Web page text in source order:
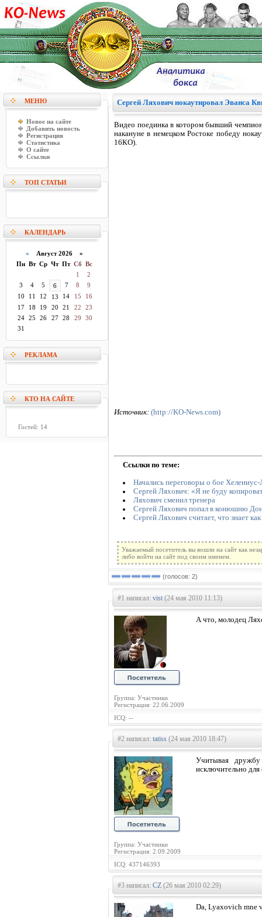
МЕНЮ
Новое на сайте
Добавить новость
Регистрация
Статистика
О сайте
Ссылки
ТОП СТАТЬИ
КАЛЕНДАРЬ
« Август 2026 »
Пн Вт Ср Чт Пт Сб Вс
1
2
3
4 5 6 7 8
9
10
11 12 13 14 15
16
17
18 19 20 21 22
23
24
25 26 27 28 29
30
31
РЕКЛАМА
КТО НА САЙТЕ
Гостей: 14
Сергей Ляхович нокаутировал Эванса
Видео поединка в котором бывший
накануне в немецком Ростоке победу
16КО).
Источник: (http://KO-News.com)
Ссылки по теме:
Начались переговоры о бое
Сергей Ляхович: «Я не буду
Ляхович сменил тренера
Сергей Ляхович попал в конюшню
Сергей Ляхович считает, что знает
Уважаемый посетитель вы вошли на сайт как
либо войти на сайт под своим именем.
(голосов: 2)
#1 написал: vist(24 мая 2010 11:13)
Группа: Участники
Регистрация: 22.06.2009
А что, молодец
ICQ: --
#2 написал: tatiss (24 мая 2010 18:47)
Группа: Участники
Регистрация: 2.09.2009
Учитывая
исключительно
ICQ: 437146393
#3 написал: CZ (26 мая 2010 02:29)
Da, Lyaxovich mne